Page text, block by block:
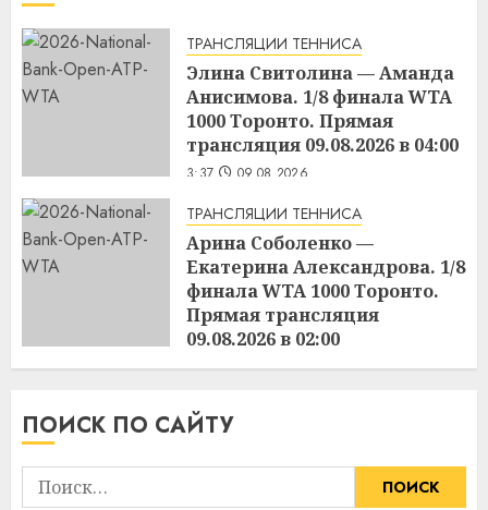
ТРАНСЛЯЦИИ ТЕННИСА
Элина Свитолина — Аманда
Анисимова. 1/8 финала WTA
1000 Торонто. Прямая
трансляция 09.08.2026 в 04:00
3:37 09.08.2026
ТРАНСЛЯЦИИ ТЕННИСА
Арина Соболенко —
Екатерина Александрова. 1/8
финала WTA 1000 Торонто.
Прямая трансляция
09.08.2026 в 02:00
3:36 09.08.2026
ПОИСК ПО САЙТУ
Найти: